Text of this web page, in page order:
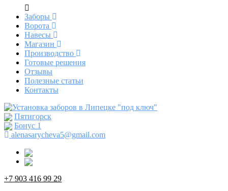
Заборы
Ворота
Навесы
Магазин
Производство
Готовые решения
Отзывы
Полезные статьи
Контакты
Пятигорск
Бонус 1
alenasarycheva5@gmail.com
+7 903 416 99 29